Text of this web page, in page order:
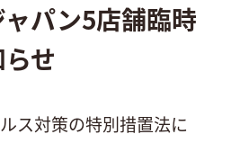
パン5店舗臨時
せ
ス対策の特別措置法に